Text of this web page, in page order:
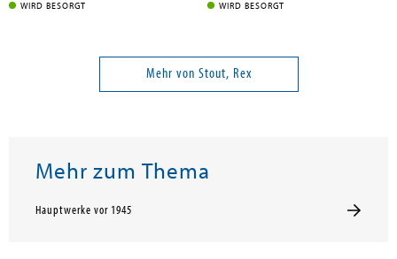
WIRD BESORGT WIRD BESORGT
Mehr von Stout, Rex
Mehr zum Thema
Hauptwerke vor 1945